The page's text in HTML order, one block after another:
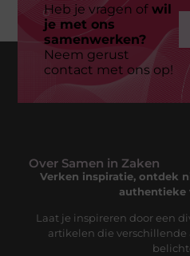
Heb je vragen ofwil
je met ons
samenwerken?
Neem gerust
contact met ons op!
Over Samen in Zaken
Verken inspiratie, ontdek
authentieke
Laat je inspireren door een
artikelen die verschillende